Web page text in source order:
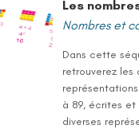
Les
Nombres et
Dans cette
retrouverez les
à 89, écrites
diverses